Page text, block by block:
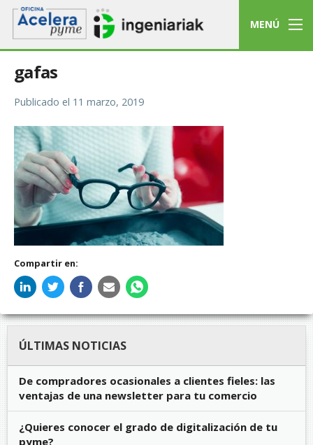
MENÚ
gafas
Publicado el 11 marzo, 2019
Compartir en:
ÚLTIMAS NOTICIAS
De compradores ocasionales a clientes fieles: las
ventajas de una newsletter para tu comercio
¿Quieres conocer el grado de digitalización de tu
pyme?